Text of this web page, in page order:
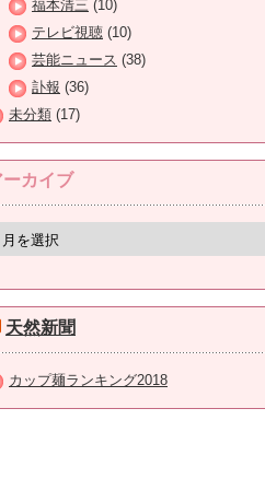
福本清三 (10)
テレビ視聴 (10)
芸能ニュース (38)
訃報 (36)
未分類 (17)
ーカイブ
天然新聞
カップ麺ランキング2018